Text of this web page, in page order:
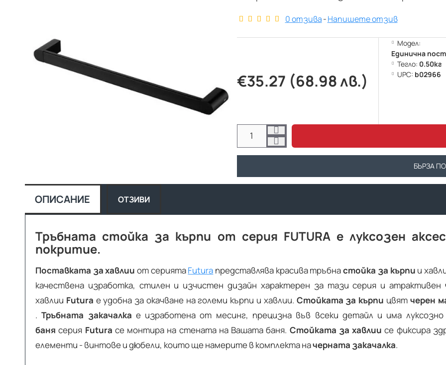
0 отзива-Напишете отзив
€35.27 (68.98 лв.)
Модел:
Единична
Тегло: 0.50кг
UPC: b02966
БЪРЗА
ОПИСАНИЕ ОТЗИВИ
Тръбната стойка за кърпи от серия FUTURA е луксозен
покритие.
Поставката за хавлии от сериятаFutura представлява красива тръбнастойка за кърпи и
качествена изработка, стилен и изчистен дизайн характерен за тази серия и атрактивен
хавлии Futura е удобна за окачване на големи кърпи и хавлии. Стойката за кърпи цвят черен
.Тръбната закачалка е изработена от месинг, прецизна във всеки детайл и има луксозно
баня серия Futura се монтира на стената на Вашата баня. Стойката за хавлии се фиксира
елементи - винтове и дюбели, които ще намерите в комплекта начерната закачалка.